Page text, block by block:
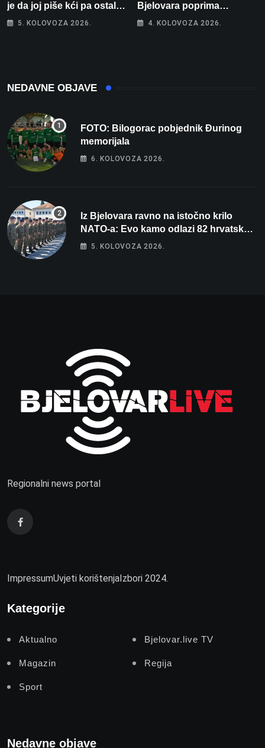
je da joj piše kći pa ostala
bez 1000 eura
5. KOLOVOZA 2026.
Bjelovara poprima
jesenski izgled
4. KOLOVOZA 2026.
NEDAVNE OBJAVE
FOTO: Bilogorac pobjednik Đurinog
memorijala
6. KOLOVOZA 2026.
Iz Bjelovara ravno na istočno krilo
NATO-a: Evo kamo odlazi 82 hrvatska
vojnika i 6 vojnikinja
5. KOLOVOZA 2026.
Regionalni news portal
ImpressumUvjeti korištenja Izbori 2024.
Kategorije
Aktualno Bjelovar.live TV
Magazin Regija
Sport
Nedavne objave